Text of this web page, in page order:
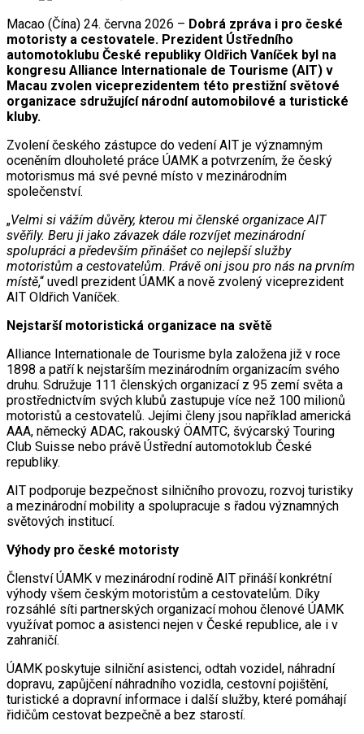
Macao (Čína) 24. června 2026 – Dobrá zpráva i pro české
motoristy a cestovatele. Prezident Ústředního
automotoklubu České republiky Oldřich Vaníček byl na
kongresu Alliance Internationale de Tourisme (AIT) v
Macau zvolen viceprezidentem této prestižní světové
organizace sdružující národní automobilové a turistické
kluby.
Zvolení českého zástupce do vedení AIT je významným
oceněním dlouholeté práce ÚAMK a potvrzením, že český
motorismus má své pevné místo v mezinárodním
společenství.
„Velmi si vážím důvěry, kterou mi členské organizace AIT
svěřily. Beru ji jako závazek dále rozvíjet mezinárodní
spolupráci a především přinášet co nejlepší služby
motoristům a cestovatelům. Právě oni jsou pro nás na prvním
místě,“ uvedl prezident ÚAMK a nově zvolený viceprezident
AIT Oldřich Vaníček.
Nejstarší motoristická organizace na světě
Alliance Internationale de Tourisme byla založena již v roce
1898 a patří k nejstarším mezinárodním organizacím svého
druhu. Sdružuje 111 členských organizací z 95 zemí světa a
prostřednictvím svých klubů zastupuje více než 100 milionů
motoristů a cestovatelů. Jejími členy jsou například americká
AAA, německý ADAC, rakouský ÖAMTC, švýcarský Touring
Club Suisse nebo právě Ústřední automotoklub České
republiky.
AIT podporuje bezpečnost silničního provozu, rozvoj turistiky
a mezinárodní mobility a spolupracuje s řadou významných
světových institucí.
Výhody pro české motoristy
Členství ÚAMK v mezinárodní rodině AIT přináší konkrétní
výhody všem českým motoristům a cestovatelům. Díky
rozsáhlé síti partnerských organizací mohou členové ÚAMK
využívat pomoc a asistenci nejen v České republice, ale i v
zahraničí.
ÚAMK poskytuje silniční asistenci, odtah vozidel, náhradní
dopravu, zapůjčení náhradního vozidla, cestovní pojištění,
turistické a dopravní informace i další služby, které pomáhají
řidičům cestovat bezpečně a bez starostí.